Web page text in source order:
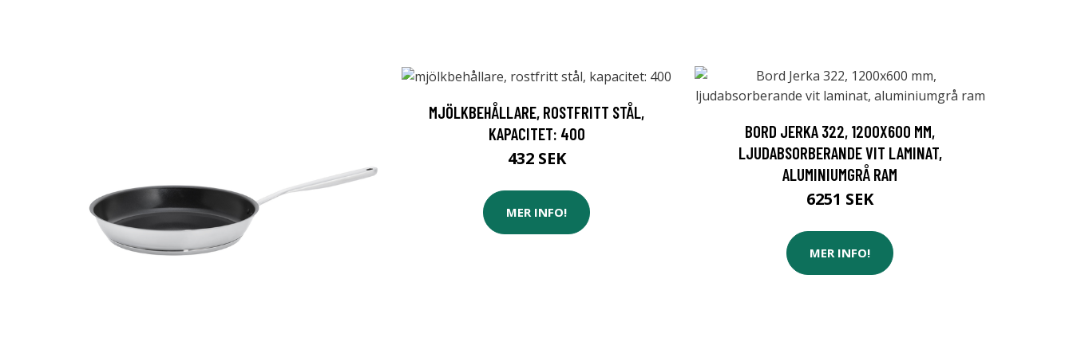
MJÖLKBEHÅLLARE, ROSTFRITT STÅL,
KAPACITET: 400
432 SEK
MER INFO!
BORD JERKA 322, 1200X600 MM,
LJUDABSORBERANDE VIT LAMINAT,
ALUMINIUMGRÅ RAM
6251 SEK
MER INFO!